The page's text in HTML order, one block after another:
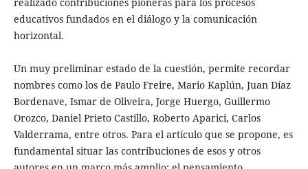
educativos fundados en el diálogo y la comunicación
horizontal.
Un muy preliminar estado de la cuestión, permite recordar
nombres como los de Paulo Freire, Mario Kaplún, Juan Díaz
Bordenave, Ismar de Oliveira, Jorge Huergo, Guillermo
Orozco, Daniel Prieto Castillo, Roberto Aparici, Carlos
Valderrama, entre otros. Para el artículo que se propone, es
fundamental situar las contribuciones de esos y otros